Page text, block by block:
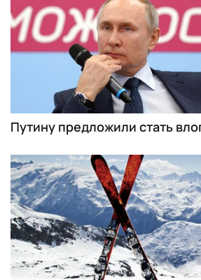
Путину предложили стать